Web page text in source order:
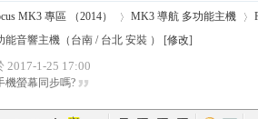
MK3 專區 （2014） MK3 導航 多功能主機
能音響主機（台南 / 台北 安裝 ） [修改]
2017-1-25 17:00
機螢幕同步嗎?